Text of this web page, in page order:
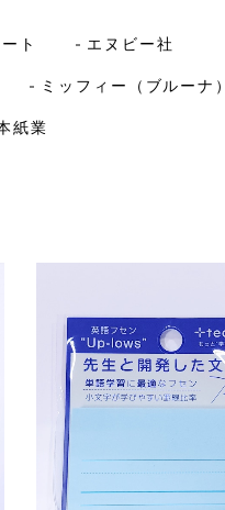
ト エヌビー社
ミッフィー（ブルーナ）
紙業